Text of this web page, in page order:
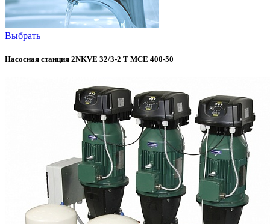
Выбрать
Насосная станция 2NKVE 32/3-2 T MCE 400-50